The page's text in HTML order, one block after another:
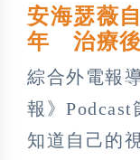
安海瑟薇
年 治療後
綜合外電報
報》Podcast
知道自己的